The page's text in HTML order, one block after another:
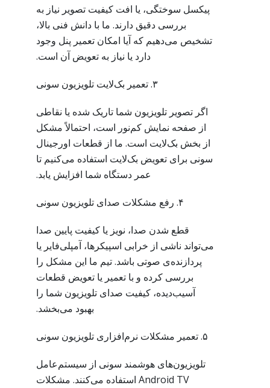
پیکسل سوختگی، یا افت کیفیت تصویر نیاز به
بررسی دقیق دارند. ما با دانش فنی بالا،
تشخیص می‌دهیم که آیا امکان تعمیر پنل وجود
دارد یا نیاز به تعویض آن است.
۳. تعمیر بک‌لایت تلویزیون سونی
اگر تصویر تلویزیون شما تاریک شده یا نقاطی
از صفحه نمایش کم‌نور است، احتمالاً مشکل
از بخش بک‌لایت است. ما از قطعات اورجینال
سونی برای تعویض بک‌لایت استفاده می‌کنیم تا
عمر دستگاه شما افزایش یابد.
۴. رفع مشکلات صدای تلویزیون سونی
قطع شدن صدا، نویز یا کیفیت پایین صدا
می‌تواند ناشی از خرابی اسپیکرها، آمپلی‌فایر یا
پردازنده‌ی صوتی باشد. تیم ما این مشکل را
بررسی کرده و با تعمیر یا تعویض قطعات
آسیب‌دیده، کیفیت صدای تلویزیون شما را
بهبود می‌بخشد.
۵. تعمیر مشکلات نرم‌افزاری تلویزیون سونی
تلویزیون‌های هوشمند سونی از سیستم‌عامل
Android TV استفاده می‌کنند. مشکلات